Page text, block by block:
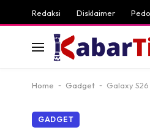
Redaksi Disklaimer
Home - Gadget - Galaxy
GADGET